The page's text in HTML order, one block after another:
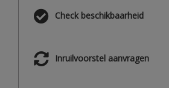
Check beschikbaarheid
Inruilvoorstel aanvragen